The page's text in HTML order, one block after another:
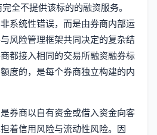
全不提供该标的的融资服务。
系统性错误，而是由券商内部运
风险管理框架共同决定的复杂结
都接入相同的交易所融资融券标
度的，是每个券商独立构建的内
券商以自有资金或借入资金向客
着信用风险与流动性风险。因